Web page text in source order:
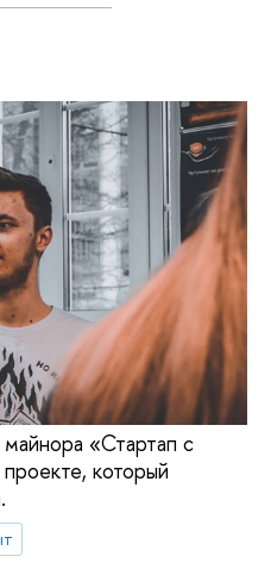
«Стартап с
который